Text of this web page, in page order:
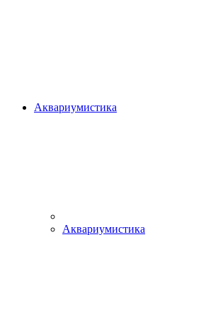
Аквариумистика
Аквариумистика